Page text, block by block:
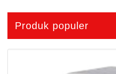
Produk populer